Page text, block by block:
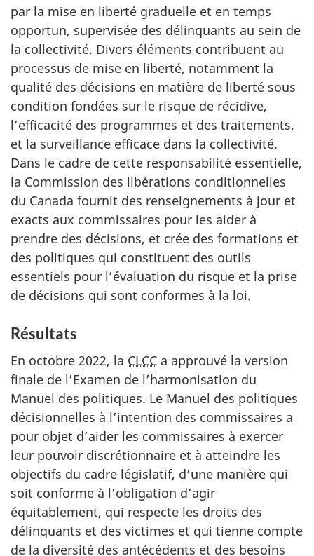
par la mise en liberté graduelle et en temps
opportun, supervisée des délinquants au sein de
la collectivité. Divers éléments contribuent au
processus de mise en liberté, notamment la
qualité des décisions en matière de liberté sous
condition fondées sur le risque de récidive,
l’efficacité des programmes et des traitements,
et la surveillance efficace dans la collectivité.
Dans le cadre de cette responsabilité essentielle,
la Commission des libérations conditionnelles
du Canada fournit des renseignements à jour et
exacts aux commissaires pour les aider à
prendre des décisions, et crée des formations et
des politiques qui constituent des outils
essentiels pour l’évaluation du risque et la prise
de décisions qui sont conformes à la loi.
Résultats
En octobre 2022, la CLCC a approuvé la version
finale de l’Examen de l’harmonisation du
Manuel des politiques. Le Manuel des politiques
décisionnelles à l’intention des commissaires a
pour objet d’aider les commissaires à exercer
leur pouvoir discrétionnaire et à atteindre les
objectifs du cadre législatif, d’une manière qui
soit conforme à l’obligation d’agir
équitablement, qui respecte les droits des
délinquants et des victimes et qui tienne compte
de la diversité des antécédents et des besoins